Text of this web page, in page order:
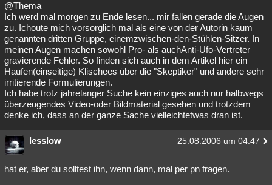
@Thema
Ich werd mal morgen zu Ende lesen... mir fallen gerade die Augen
zu. Ichoute mich vorsorglich mal als eine von der Autorin kaum
genannten dritten Gruppe, einemzwischen-den-Stühlen-Sitzer. In
meinen Augen machen sowohl Pro- als auchAnti-Ufo-Vertreter
gravierende Fehler. So finden sich auch in dem Artikel hier ein
Haufen(einseitige) Klischees über die "Skeptiker" und andere sehr
irritierende Formulierungen.
Ich habe trotz jahrelanger Suche kein einziges auch nur halbwegs
überzeugendes Video-oder Bildmaterial gesehen und trotzdem
denke ich, dass an der ganze Sache vielleichtetwas dran ist.
lesslow 25.08.2006 um 04:47
hat er, aber du solltest ihn, wenn dann, mal per pn fragen.